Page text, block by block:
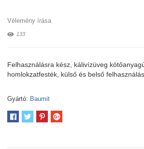
Vélemény írása
133
Felhasználásra kész, kálivízüveg
homlokzatfesték, külső és belső
Gyártó: Baumit